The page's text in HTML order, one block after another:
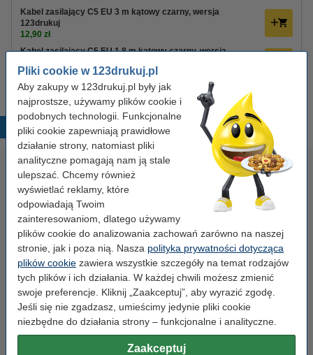
Pliki cookie w 123drukuj.pl
Aby zakupy w 123drukuj.pl były jak
najprostsze, używamy plików cookie i
podobnych technologii. Funkcjonalne
pliki cookie zapewniają prawidłowe
działanie strony, natomiast pliki
analityczne pomagają nam ją stale
ulepszać. Chcemy również
wyświetlać reklamy, które
odpowiadają Twoim
zainteresowaniom, dlatego używamy
plików cookie do analizowania zachowań zarówno na naszej
stronie, jak i poza nią. Nasza polityka prywatności dotycząca
plików cookie zawiera wszystkie szczegóły na temat rodzajów
tych plików i ich działania. W każdej chwili możesz zmienić
swoje preferencje. Kliknij „Zaakceptuj”, aby wyrazić zgodę.
Jeśli się nie zgadzasz, umieścimy jedynie pliki cookie
niezbędne do działania strony – funkcjonalne i analityczne.
Zaakceptuj
Kabel zasilający C5 EU 3 m kątowy czarny, wersja
123drukuj
12,90 zł
Kabel zasilający C5 EU 1,8 m kątowy czarny, wersja
8,90 zł
Popularne produkty
Etykiety wysyłkowe A6 (105 x
148 mm), 100 etykiet, 123drukuj
14,90 zł z VAT
Spinacze biurowe 33 mm
okrągłe (100 sztuk), 123drukuj
2,90 zł z VAT